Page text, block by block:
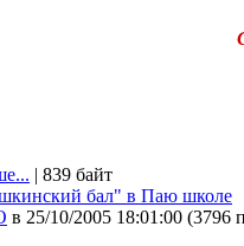
| 839 байт
бал" в Паю школе
в 25/10/2005 18:01:00 (3796